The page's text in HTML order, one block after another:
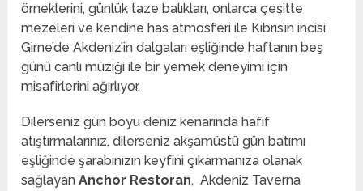
örneklerini, günlük taze balıkları, onlarca çeşitte
mezeleri ve kendine has atmosferi ile Kıbrıs’ın incisi
Girne’de Akdeniz’in dalgaları eşliğinde haftanın beş
günü canlı müziği ile bir yemek deneyimi için
misafirlerini ağırlıyor.
Dilerseniz gün boyu deniz kenarında hafif
atıştırmalarınız, dilerseniz akşamüstü gün batımı
eşliğinde şarabınızın keyfini çıkarmanıza olanak
sağlayanAnchor Restoran, Akdeniz Taverna